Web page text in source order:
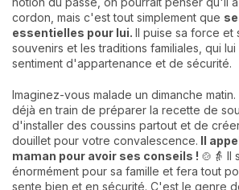
cordon, mais c'est tout simplement que
essentielles pour lui. Il puise sa force et
souvenirs et les traditions familiales, qui
sentiment d'appartenance et de sécurité.
Imaginez-vous malade un dimanche
déjà en train de préparer la recette de
d'installer des coussins partout et de
douillet pour votre convalescence. Il
maman pour avoir ses conseils ! 🍲👵 Il
énormément pour sa famille et fera tout
sente bien et en sécurité. C'est le genre